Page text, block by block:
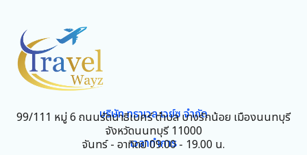
บริษัท ทราเวล เวย์ซ จำกัด
99/111 หมู่ 6 ถนนรัตนาธิเบศร์ ตำบล บางรักน้อย เมืองนนทบุรี
จังหวัดนนทบุรี 11000
เวลาทำการ
จันทร์ - อาทิตย์ 09.00 - 19.00 น.